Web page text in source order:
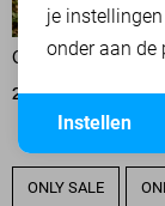
ONLY BLOUSE
22,50 44,99
ONLY SALE
je
onder aan de
Instellen